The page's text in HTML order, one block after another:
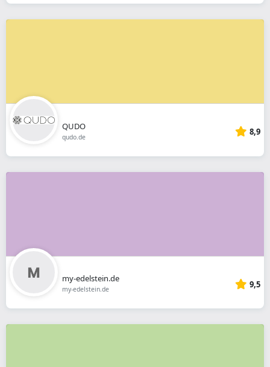
QUDO
qudo.de 8,9
my-edelstein.de
my-edelstein.de 9,5